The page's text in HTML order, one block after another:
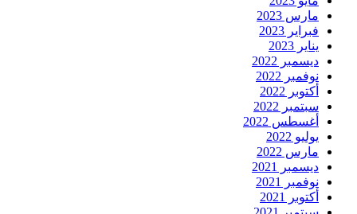
مارس 2023
فبراير 2023
يناير 2023
ديسمبر 2022
نوفمبر 2022
أكتوبر 2022
سبتمبر 2022
أغسطس 2022
يوليو 2022
مارس 2022
ديسمبر 2021
نوفمبر 2021
أكتوبر 2021